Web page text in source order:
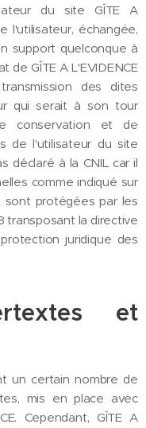
du site GÎTE A
l'utilisateur, échangée,
support quelconque à
de GÎTE A L'EVIDENCE
des dites
qui serait à son tour
conservation et de
de l'utilisateur du site
déclaré à la CNIL car il
comme indiqué sur
protégées par les
transposant la directive
juridique des
et
un certain nombre de
mis en place avec
Cependant, GÎTE A